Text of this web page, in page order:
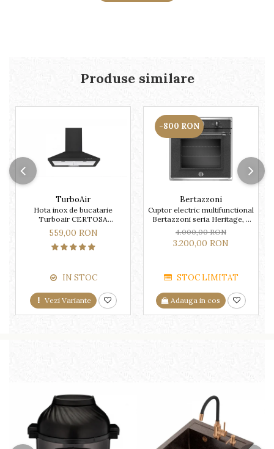
Produse similare
TurboAir
Hota inox de bucatarie
Turboair CERTOSA
AN/A/60/PB culoare neagra
559,00 RON
IN STOC
Vezi Variante
-800 RON
Bertazzoni
Cuptor electric multifunctional
Bertazzoni seria Heritage, 9
functii
4.000,00 RON
3.200,00 RON
STOC LIMITAT
Adauga in cos